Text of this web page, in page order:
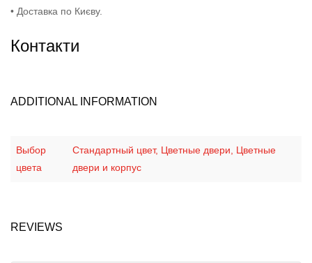
• Доставка по Києву.
Контакти
ADDITIONAL INFORMATION
Выбор
цвета
Стандартный цвет, Цветные двери, Цветные
двери и корпус
REVIEWS